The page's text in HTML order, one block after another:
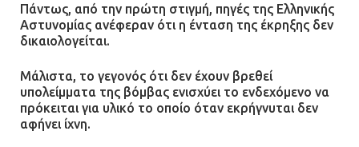
Πάντως, από την πρώτη στιγμή, πηγές της Ελληνικής
Αστυνομίας ανέφεραν ότι η ένταση της έκρηξης δεν
δικαιολογείται.
Μάλιστα, το γεγονός ότι δεν έχουν βρεθεί
υπολείμματα της βόμβας ενισχύει το ενδεχόμενο να
πρόκειται για υλικό το οποίο όταν εκρήγνυται δεν
αφήνει ίχνη.